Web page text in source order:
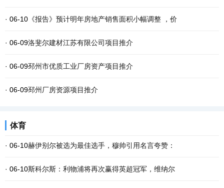
· 06-10 《报告》预计明年房地产销售面积小幅调整 ，价
· 06-09洛斐尔建材江苏有限公司项目推介
· 06-09邳州市优质工业厂房资产项目推介
· 06-09邳州厂房资源项目推介
体育
· 06-10赫伊别尔被选为最佳选手，穆帅引用名言夸赞：
· 06-10斯科尔斯：利物浦将再次赢得英超冠军，维纳尔